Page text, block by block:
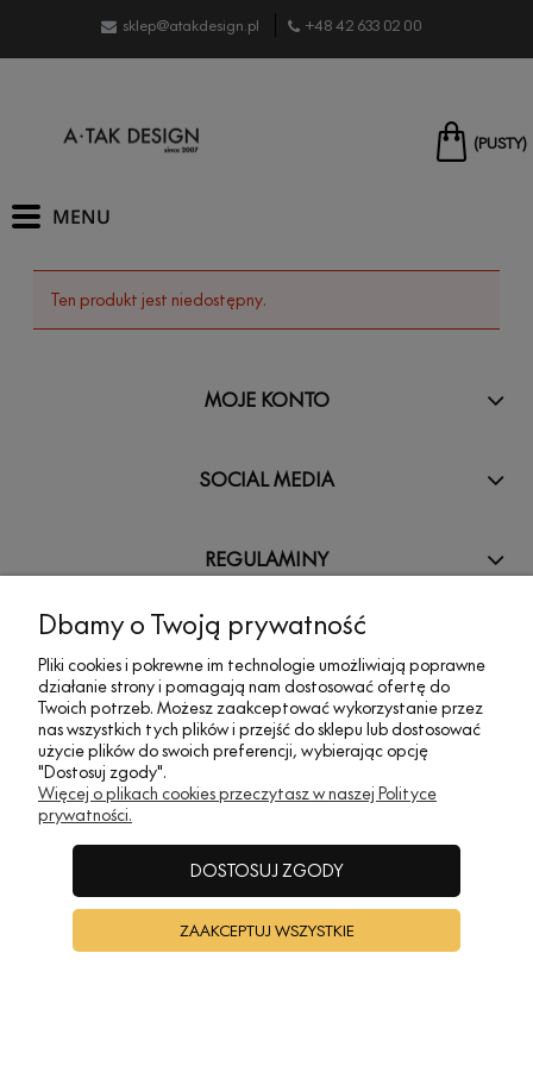
sklep@atakdesign.pl +48 42 633 02 00
(PUSTY)
Ten produkt jest niedostępny.
MOJE KONTO
SOCIAL MEDIA
REGULAMINY
INFORMACJE
A•TAK DESIGN
POKAŻ PEŁNĄ WERSJĘ STRONY
Dbamy o Twoją prywatność
Pliki cookies i pokrewne im technologie umożliwiają poprawne
działanie strony i pomagają nam dostosować ofertę do
Twoich potrzeb. Możesz zaakceptować wykorzystanie przez
nas wszystkich tych plików i przejść do sklepu lub dostosować
użycie plików do swoich preferencji, wybierając opcję
"Dostosuj zgody".
Więcej o plikach cookies przeczytasz w naszej Polityce
prywatności.
DOSTOSUJ ZGODY
ZAAKCEPTUJ WSZYSTKIE